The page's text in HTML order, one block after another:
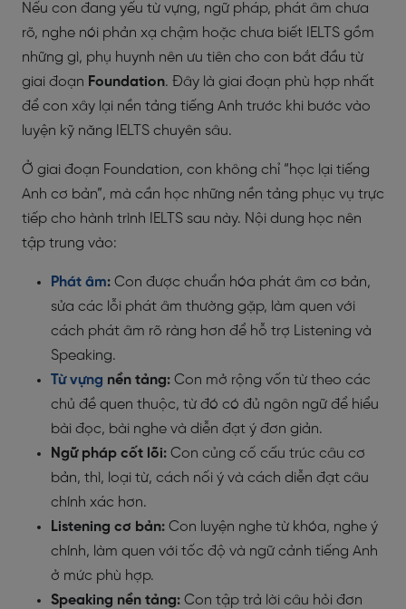
Nếu con đang yếu từ vựng, ngữ pháp, phát âm chưa
rõ, nghe nói phản xạ chậm hoặc chưa biết IELTS gồm
những gì, phụ huynh nên ưu tiên cho con bắt đầu từ
giai đoạn Foundation. Đây là giai đoạn phù hợp nhất
để con xây lại nền tảng tiếng Anh trước khi bước vào
luyện kỹ năng IELTS chuyên sâu.
Ở giai đoạn Foundation, con không chỉ “học lại tiếng
Anh cơ bản”, mà cần học những nền tảng phục vụ trực
tiếp cho hành trình IELTS sau này. Nội dung học nên
tập trung vào:
Phát âm: Con được chuẩn hóa phát âm cơ bản,
sửa các lỗi phát âm thường gặp, làm quen với
cách phát âm rõ ràng hơn để hỗ trợ Listening và
Speaking.
Từ vựng nền tảng: Con mở rộng vốn từ theo các
chủ đề quen thuộc, từ đó có đủ ngôn ngữ để hiểu
bài đọc, bài nghe và diễn đạt ý đơn giản.
Ngữ pháp cốt lõi: Con củng cố cấu trúc câu cơ
bản, thì, loại từ, cách nối ý và cách diễn đạt câu
chính xác hơn.
Listening cơ bản: Con luyện nghe từ khóa, nghe ý
chính, làm quen với tốc độ và ngữ cảnh tiếng Anh
ở mức phù hợp.
Speaking nền tảng: Con tập trả lời câu hỏi đơn